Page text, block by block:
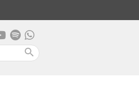
search